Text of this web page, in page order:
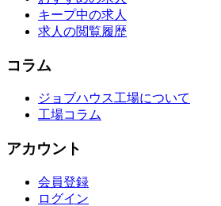
キープ中の求人
求人の閲覧履歴
コラム
ジョブハウス工場について
工場コラム
アカウント
会員登録
ログイン